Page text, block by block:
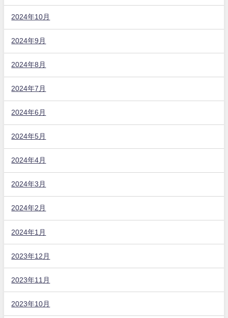
2024年10月
2024年9月
2024年8月
2024年7月
2024年6月
2024年5月
2024年4月
2024年3月
2024年2月
2024年1月
2023年12月
2023年11月
2023年10月